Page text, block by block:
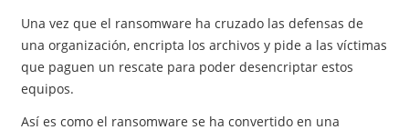
Una vez que el ransomware ha cruzado las defensas de
una organización, encripta los archivos y pide a las víctimas
que paguen un rescate para poder desencriptar estos
equipos.
Así es como el ransomware se ha convertido en una